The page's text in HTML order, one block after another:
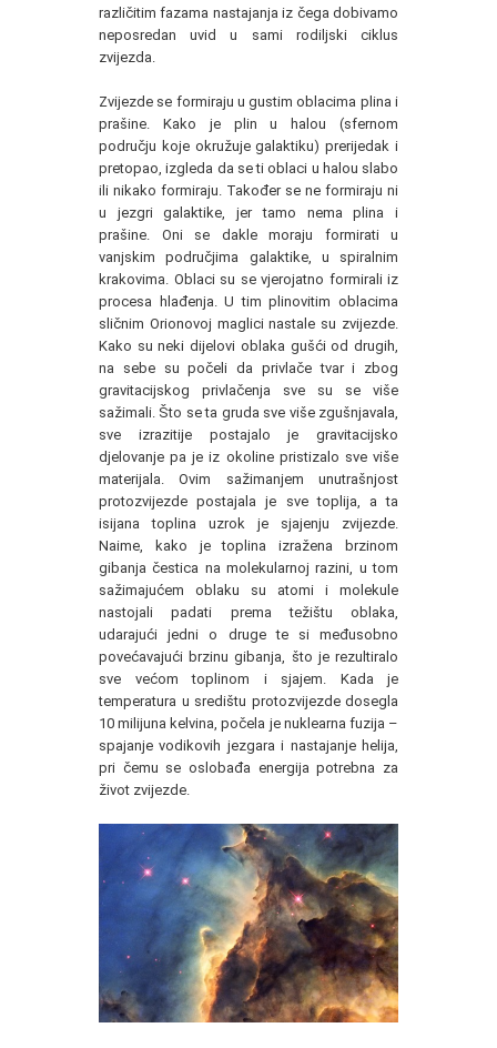
različitim fazama nastajanja iz čega dobivamo
neposredan uvid u sami rodiljski ciklus
zvijezda.
Zvijezde se formiraju u gustim oblacima plina i
prašine. Kako je plin u halou (sfernom
području koje okružuje galaktiku) prerijedak i
pretopao, izgleda da se ti oblaci u halou slabo
ili nikako formiraju. Također se ne formiraju ni
u jezgri galaktike, jer tamo nema plina i
prašine. Oni se dakle moraju formirati u
vanjskim područjima galaktike, u spiralnim
krakovima. Oblaci su se vjerojatno formirali iz
procesa hlađenja. U tim plinovitim oblacima
sličnim Orionovoj maglici nastale su zvijezde.
Kako su neki dijelovi oblaka gušći od drugih,
na sebe su počeli da privlače tvar i zbog
gravitacijskog privlačenja sve su se više
sažimali. Što se ta gruda sve više zgušnjavala,
sve izrazitije postajalo je gravitacijsko
djelovanje pa je iz okoline pristizalo sve više
materijala. Ovim sažimanjem unutrašnjost
protozvijezde postajala je sve toplija, a ta
isijana toplina uzrok je sjajenju zvijezde.
Naime, kako je toplina izražena brzinom
gibanja čestica na molekularnoj razini, u tom
sažimajućem oblaku su atomi i molekule
nastojali padati prema težištu oblaka,
udarajući jedni o druge te si međusobno
povećavajući brzinu gibanja, što je rezultiralo
sve većom toplinom i sjajem. Kada je
temperatura u središtu protozvijezde dosegla
10 milijuna kelvina, počela je nuklearna fuzija –
spajanje vodikovih jezgara i nastajanje helija,
pri čemu se oslobađa energija potrebna za
život zvijezde.